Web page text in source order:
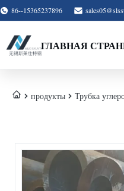
86--15365237896
ГЛАВНАЯ
продукты Трубка